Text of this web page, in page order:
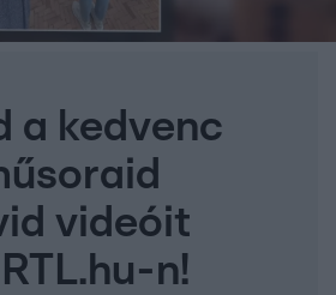
a kedvenc
videóit
n!